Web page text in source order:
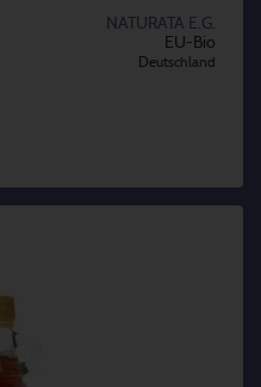
NATURATA E.G.
EU-Bio
Deutschland